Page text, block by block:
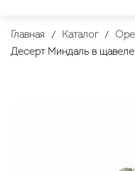
Главная Каталог
Десерт Миндаль в